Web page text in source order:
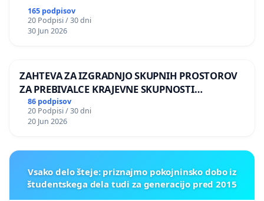
165 podpisov
20 Podpisi / 30 dni
30 Jun 2026
ZAHTEVA ZA IZGRADNJO SKUPNIH PROSTOROV
ZA PREBIVALCE KRAJEVNE SKUPNOSTI
PRESTRANEK
86 podpisov
20 Podpisi / 30 dni
20 Jun 2026
Vsako delo šteje: priznajmo pokojninsko dobo iz
študentskega dela tudi za generacijo pred 2015